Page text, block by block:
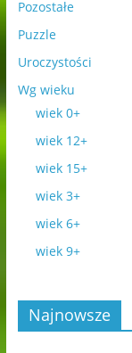
Pozostałe
Puzzle
Uroczystości
Wg wieku
wiek 0+
wiek 12+
wiek 15+
wiek 3+
wiek 6+
wiek 9+
Najnowsze